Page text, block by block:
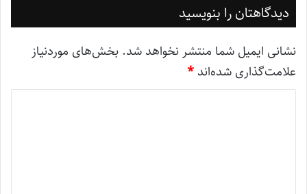
دیدگاهتان را بنویسید
نشانی ایمیل شما منتشر نخواهد شد. بخش‌های موردنیاز
علامت‌گذاری شده‌اند *